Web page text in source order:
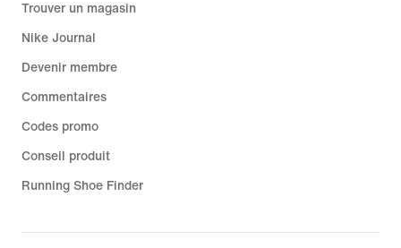
Trouver un magasin
Nike Journal
Devenir membre
Commentaires
Codes promo
Conseil produit
Running Shoe Finder